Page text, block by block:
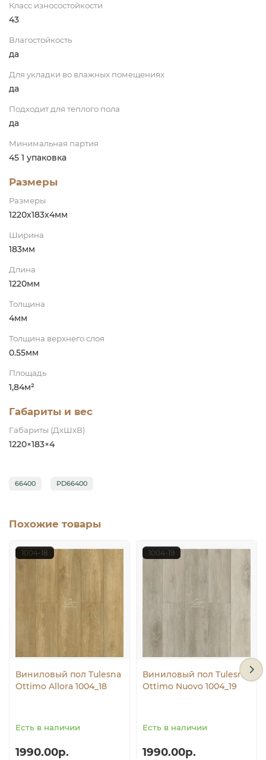
Класс износостойкости
43
Влагостойкость
да
Для укладки во влажных помещениях
да
Подходит для теплого пола
да
Минимальная партия
45 1 упаковка
Размеры
Размеры
1220х183х4мм
Ширина
183мм
Длина
1220мм
Толщина
4мм
Толщина верхнего слоя
0.55мм
Площадь
1,84м²
Габариты и вес
Габариты (ДхШхВ)
1220×183×4
66400 PD66400
Похожие товары
1004-18
Виниловый пол Tulesna
Ottimo Allora 1004_18
Есть в наличии
1990.00р.
1004-19
Виниловый пол Tulesna
Ottimo Nuovo 1004_19
Есть в наличии
1990.00р.